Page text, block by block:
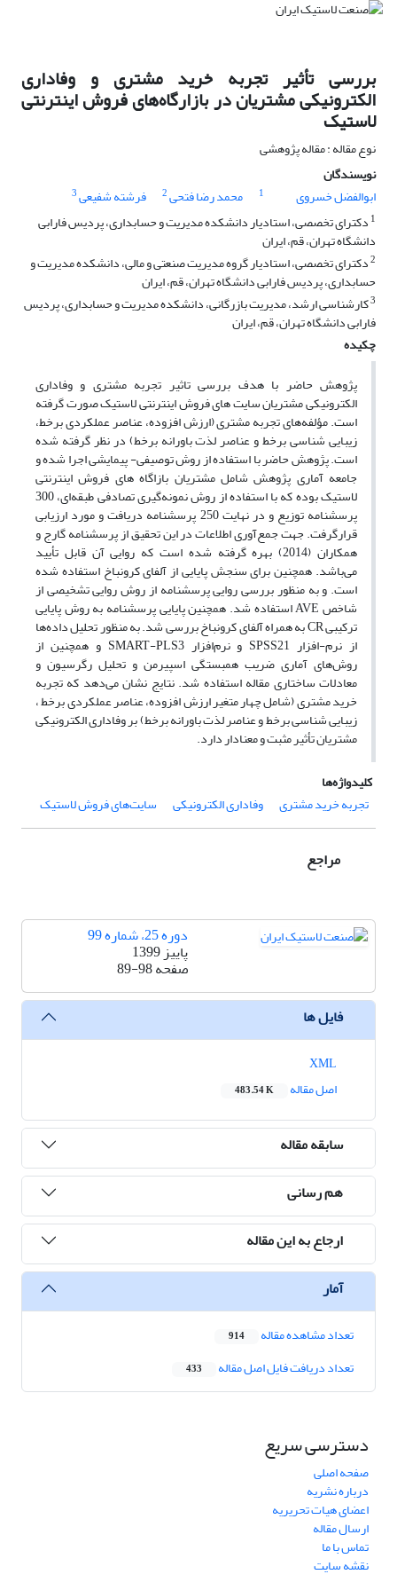
بررسی تأثیر تجربه خرید مشتری و وفاداری
الکترونیکی مشتریان در بازارگاه‌های فروش اینترنتی
لاستیک
نوع مقاله : مقاله پژوهشی
نویسندگان
ابوالفضل خسروی
1 محمد رضا فتحی2 فرشته شفیعی3
1 دکترای تخصصی، استادیار دانشکده مدیریت و حسابداری، پردیس فارابی
دانشگاه تهران، قم، ایران
2دکترای تخصصی، استادیار گروه مدیریت صنعتی و مالی، دانشکده مدیریت و
حسابداری، پردیس فارابی دانشگاه تهران، قم، ایران
3کارشناسی ارشد، مدیریت بازرگانی، دانشکده مدیریت و حسابداری، پردیس
فارابی دانشگاه تهران، قم، ایران
چکیده
پژوهش حاضر با هدف بررسی تاثیر تجربه مشتری و وفاداری
الکترونیکی مشتریان سایت های فروش اینترنتی لاستیک صورت گرفته
است. مؤلفه‌های تجربه مشتری (ارزش افزوده، عناصر عملکردی برخط،
زیبایی شناسی برخط و عناصر لذت باورانه برخط) در نظر گرفته شده
است. پژوهش حاضر با استفاده از روش توصیفی- پیمایشی اجرا شده و
جامعه آماری پژوهش شامل مشتریان بازاگاه های فروش اینترنتی
لاستیک بوده که با استفاده از روش نمونه‌گیری تصادفی طبقه‌ای، 300
پرسشنامه توزیع و در نهایت 250 پرسشنامه دریافت و مورد ارزیابی
قرارگرفت. جهت جمع‌آوری اطلاعات در این تحقیق از پرسشنامه گارج و
همکاران (2014) بهره گرفته شده است که روایی آن قابل تأیید
می‌باشد. همچنین برای سنجش پایایی از آلفای کرونباخ استفاده شده
است. و به منظور بررسی روایی پرسشنامه از روش روایی تشخیصی از
شاخص AVE استفاده شد. همچنین پایایی پرسشنامه به روش پایایی
ترکیبی CR به همراه آلفای کرونباخ بررسی شد. به منظور تحلیل داده‌ها
از نرم-افزار SPSS21 و نرم‌افزار SMART-PLS3 و همچنین از
روش‌های آماری ضریب همبستگی اسپیرمن و تحلیل رگرسیون و
معادلات ساختاری مقاله استفاده شد. نتایج نشان می‌دهد که تجربه
خرید مشتری (شامل چهار متغیر ارزش افزوده، عناصر عملکردی برخط ،
زیبایی شناسی برخط و عناصر لذت باورانه برخط) بر وفاداری الکترونیکی
مشتریان تأثیر مثبت و معنادار دارد.
کلیدواژه‌ها
تجربه خرید مشتری
وفاداری الکترونیکی سایت‌های فروش لاستیک
مراجع
دوره 25، شماره 99
پاییز 1399
صفحه89-98
فایل ها
اصل مقاله
483.54 K
سابقه مقاله
هم رسانی
ارجاع به این مقاله
آمار
تعداد مشاهده مقاله 914
تعداد دریافت فایل اصل مقاله 433
دسترسی سریع
صفحه اصلی
درباره نشریه
اعضای هیات تحریریه
ارسال مقاله
تماس با ما
نقشه سایت